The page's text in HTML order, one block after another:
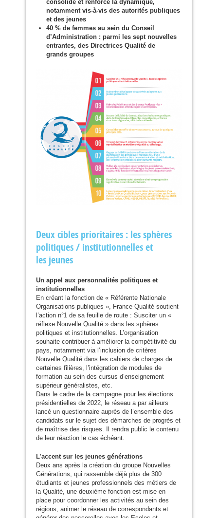
consolide et renforce la dynamique,
notamment vis-à-vis des autorités publiques
et des jeunes
40 % de femmes au sein du Conseil
d’Administration : parmi les sept nouvelles
entrantes, des Directrices Qualité de
grands groupes
Deux cibles prioritaires : les sphères
politiques / institutionnelles et
les jeunes
Un appel aux personnalités politiques et
institutionnelles
En créant la fonction de « Référente Nationale
Organisations publiques », France Qualité soutient
l’action n°1 de sa feuille de route : Susciter un «
réflexe Nouvelle Qualité » dans les sphères
politiques et institutionnelles. L’organisation
souhaite contribuer à améliorer la compétitivité du
pays, notamment via l’inclusion de critères
Nouvelle Qualité dans les cahiers de charges de
certaines filières, l’intégration de modules de
formation au sein des cursus d’enseignement
supérieur généralistes, etc.
Dans le cadre de la campagne pour les élections
présidentielles de 2022, le réseau a par ailleurs
lancé un questionnaire auprès de l’ensemble des
candidats sur le sujet des démarches de progrès et
de maîtrise des risques. Il rendra public le contenu
de leur réaction le cas échéant.
L’accent sur les jeunes générations
Deux ans après la création du groupe Nouvelles
Générations, qui rassemble déjà plus de 300
étudiants et jeunes professionnels des métiers de
la Qualité, une deuxième fonction est mise en
place pour coordonner les activités au sein des
régions, animer le réseau de correspondants et